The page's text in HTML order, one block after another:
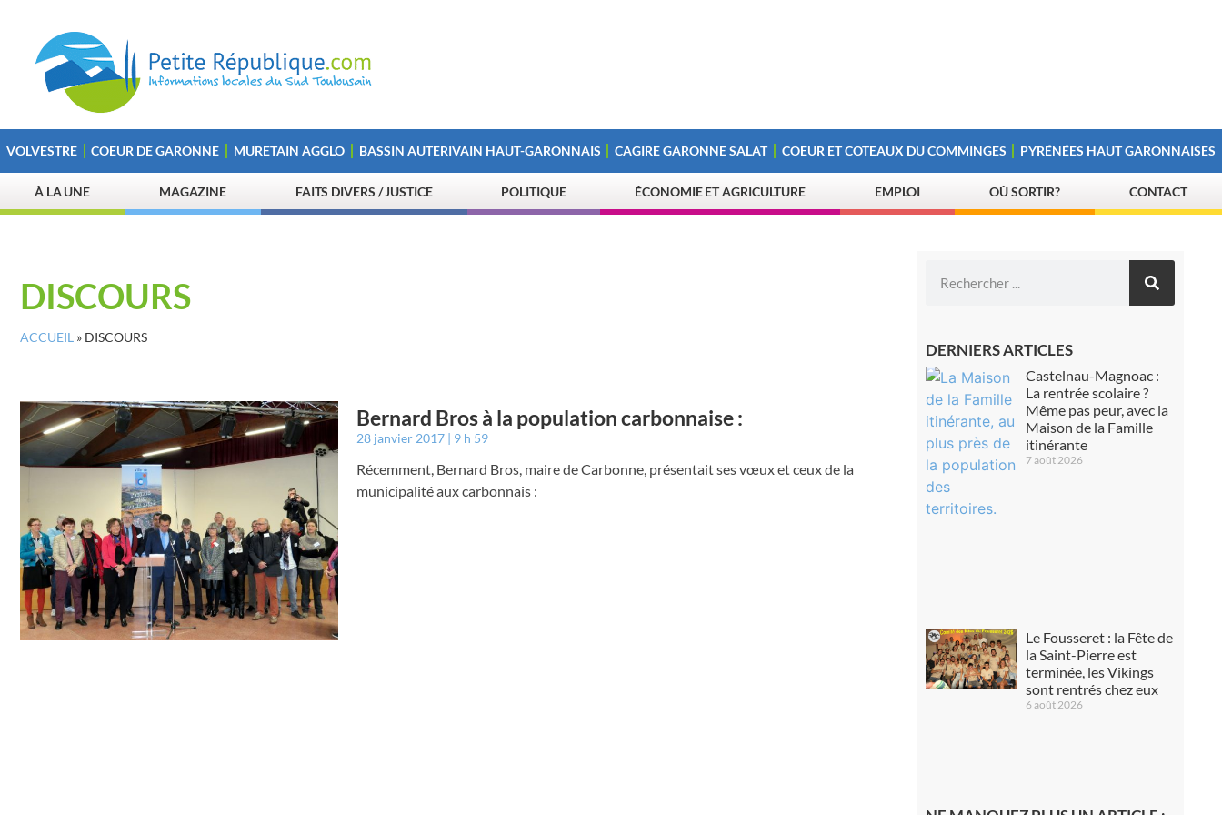
VOLVESTRE COEUR DE GARONNE MURETAIN AGGLO BASSIN AUTERIVAIN HAUT-GARONNAIS CAGIRE GARONNE SALAT COEUR ET COTEAUX DU COMMINGES PYRÉNÉES HAUT GARONNAISES
À LA UNE MAGAZINE FAITS DIVERS / JUSTICE POLITIQUE ÉCONOMIE ET AGRICULTURE EMPLOI OÙ SORTIR? CONTACT
DISCOURS
ACCUEIL » DISCOURS
Bernard Bros à la population carbonnaise :
28 janvier 2017 9 h 59
Récemment, Bernard Bros, maire de Carbonne, présentait ses vœux et ceux de la
municipalité aux carbonnais :
DERNIERS ARTICLES
Castelnau-Magnoac :
La rentrée scolaire ?
Même pas peur, avec la
Maison de la Famille
itinérante
7 août 2026
Le Fousseret : la Fête de
la Saint-Pierre est
terminée, les Vikings
sont rentrés chez eux
6 août 2026